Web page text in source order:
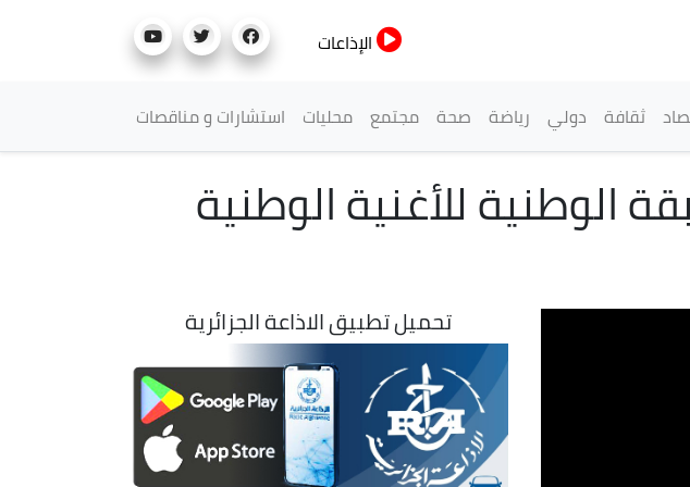
الإذاعات
ثقافة دولي رياضة صحة مجتمع محليات استشارات و مناقصات
الوطنية للأغنية الوطنية
تحميل تطبيق الاذاعة الجزائرية